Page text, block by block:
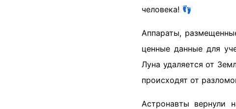
человека! 👣
Аппараты,
ценные данные для
Луна удаляется от
происходят от
Астронавты